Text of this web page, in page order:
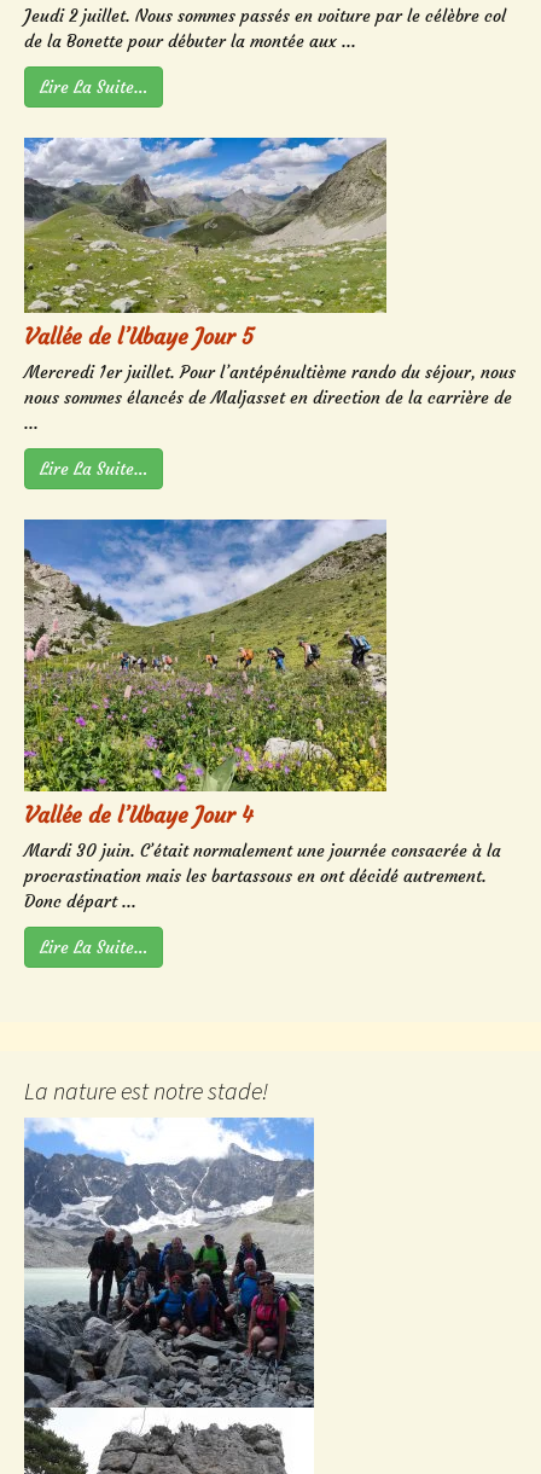
Jeudi 2 juillet. Nous sommes passés en voiture par le célèbre col
de la Bonette pour débuter la montée aux ...
Lire La Suite…
Vallée de l’Ubaye Jour 5
Mercredi 1er juillet. Pour l’antépénultième rando du séjour, nous
nous sommes élancés de Maljasset en direction de la carrière de
...
Lire La Suite…
Vallée de l’Ubaye Jour 4
Mardi 30 juin. C’était normalement une journée consacrée à la
procrastination mais les bartassous en ont décidé autrement.
Donc départ ...
Lire La Suite…
La nature est notre stade!